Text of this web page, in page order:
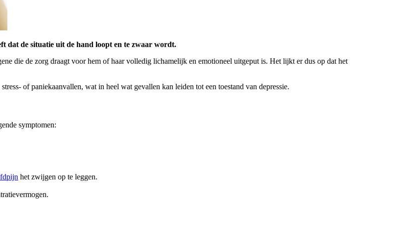
dat de situatie uit de hand loopt en te zwaar wordt.
die de zorg draagt voor hem of haar volledig lichamelijk en emotioneel uitgeput is. Het lijkt er dus op dat het
of paniekaanvallen, wat in heel wat gevallen kan leiden tot een toestand van depressie.
symptomen:
het zwijgen op te leggen.